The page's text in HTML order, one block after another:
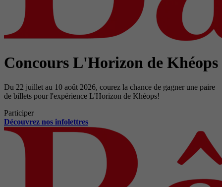
Concours L'Horizon de Khéops
Du 22 juillet au 10 août 2026, courez la chance de gagner une paire
de billets pour l'expérience L'Horizon de Khéops!
Participer
Découvrez nos infolettres